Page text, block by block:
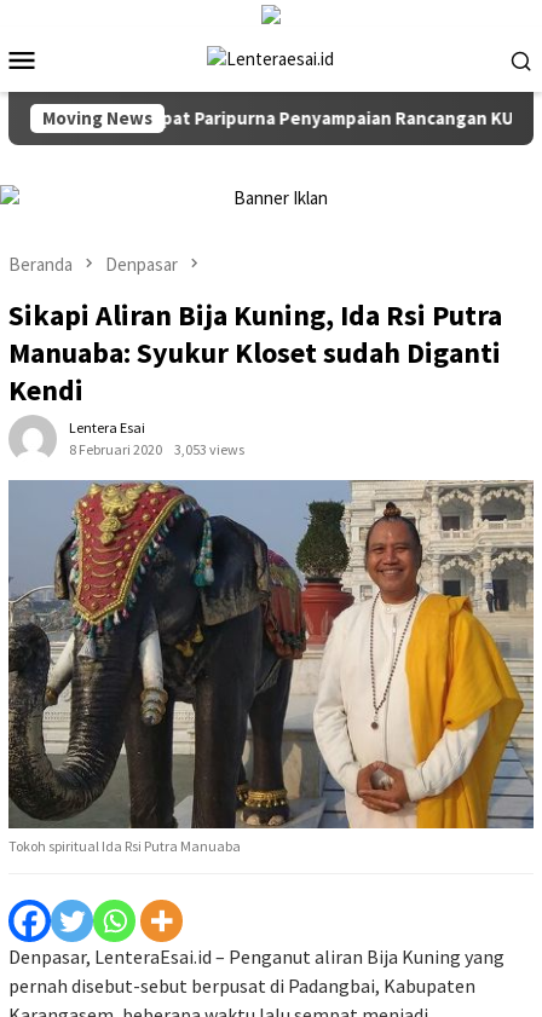
konten
Mobile
Moving News
Pimpin Rapat Paripurna Penyampaian Rancangan KUA-PPAS
Beranda Denpasar
Sikapi Aliran Bija Kuning, Ida Rsi Putra
Manuaba: Syukur Kloset sudah Diganti
Kendi
Lentera Esai
8 Februari 2020
3,053 views
Tokoh spiritual Ida Rsi Putra Manuaba
Denpasar, LenteraEsai.id – Penganut aliran Bija Kuning yang
pernah disebut-sebut berpusat di Padangbai, Kabupaten